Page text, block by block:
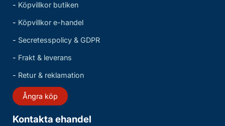
- Köpvillkor butiken
- Köpvillkor e-handel
- Secretesspolicy & GDPR
- Frakt & leverans
- Retur & reklamation
Ångra köp
Kontakta ehandel